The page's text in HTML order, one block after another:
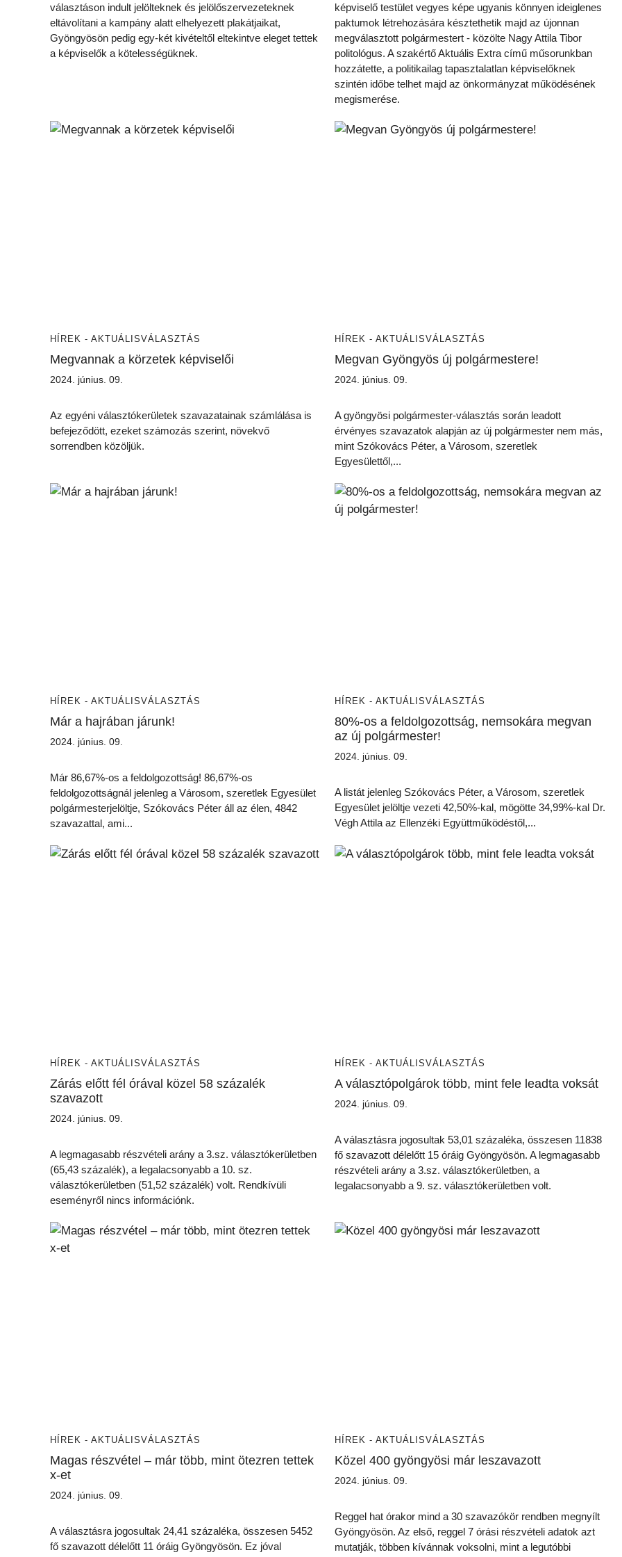
választáson indult jelölteknek és jelölőszervezeteknek
eltávolítani a kampány alatt elhelyezett plakátjaikat,
Gyöngyösön pedig egy-két kivételtől eltekintve eleget tettek
a képviselők a kötelességüknek.
képviselő testület vegyes képe ugyanis könnyen ideiglenes
paktumok létrehozására késztethetik majd az újonnan
megválasztott polgármestert - közölte Nagy Attila Tibor
politológus. A szakértő Aktuális Extra című műsorunkban
hozzátette, a politikailag tapasztalatlan képviselőknek
szintén időbe telhet majd az önkormányzat működésének
megismerése.
HÍREK - AKTUÁLISVÁLASZTÁS
Megvannak a körzetek képviselői
2024. június. 09.
Az egyéni választókerületek szavazatainak számlálása is
befejeződött, ezeket számozás szerint, növekvő
sorrendben közöljük.
HÍREK - AKTUÁLISVÁLASZTÁS
Megvan Gyöngyös új polgármestere!
2024. június. 09.
A gyöngyösi polgármester-választás során leadott
érvényes szavazatok alapján az új polgármester nem más,
mint Szókovács Péter, a Városom, szeretlek
Egyesülettől,...
HÍREK - AKTUÁLISVÁLASZTÁS
Már a hajrában járunk!
2024. június. 09.
Már 86,67%-os a feldolgozottság! 86,67%-os
feldolgozottságnál jelenleg a Városom, szeretlek Egyesület
polgármesterjelöltje, Szókovács Péter áll az élen, 4842
szavazattal, ami...
HÍREK - AKTUÁLISVÁLASZTÁS
80%-os a feldolgozottság, nemsokára megvan
az új polgármester!
2024. június. 09.
A listát jelenleg Szókovács Péter, a Városom, szeretlek
Egyesület jelöltje vezeti 42,50%-kal, mögötte 34,99%-kal Dr.
Végh Attila az Ellenzéki Együttműködéstől,...
HÍREK - AKTUÁLISVÁLASZTÁS
Zárás előtt fél órával közel 58 százalék
szavazott
2024. június. 09.
A legmagasabb részvételi arány a 3.sz. választókerületben
(65,43 százalék), a legalacsonyabb a 10. sz.
választókerületben (51,52 százalék) volt. Rendkívüli
eseményről nincs információnk.
HÍREK - AKTUÁLISVÁLASZTÁS
A választópolgárok több, mint fele leadta voksát
2024. június. 09.
A választásra jogosultak 53,01 százaléka, összesen 11838
fő szavazott délelőtt 15 óráig Gyöngyösön. A legmagasabb
részvételi arány a 3.sz. választókerületben, a
legalacsonyabb a 9. sz. választókerületben volt.
HÍREK - AKTUÁLISVÁLASZTÁS
Magas részvétel – már több, mint ötezren tettek
x-et
2024. június. 09.
A választásra jogosultak 24,41 százaléka, összesen 5452
fő szavazott délelőtt 11 óráig Gyöngyösön. Ez jóval
HÍREK - AKTUÁLISVÁLASZTÁS
Közel 400 gyöngyösi már leszavazott
2024. június. 09.
Reggel hat órakor mind a 30 szavazókör rendben megnyílt
Gyöngyösön. Az első, reggel 7 órási részvételi adatok azt
mutatják, többen kívánnak voksolni, mint a legutóbbi